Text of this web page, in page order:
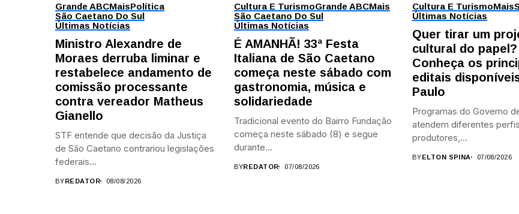
Grande ABCMaisPolítica
São Caetano Do Sul
Últimas Notícias
Ministro Alexandre de
Moraes derruba liminar e
restabelece andamento de
comissão processante
contra vereador Matheus
Gianello
STF entende que decisão da Justiça
de São Caetano contrariou legislações
federais...
BYREDATOR 08/08/2026
Cultura E TurismoGrande ABCMais
São Caetano Do Sul
Últimas Notícias
É AMANHÃ! 33ª Festa
Italiana de São Caetano
começa neste sábado com
gastronomia, música e
solidariedade
Tradicional evento do Bairro Fundação
começa neste sábado (8) e segue
durante...
BYREDATOR 07/08/2026
Cultura E TurismoMais
Últimas Notícias
Quer tirar um
cultural do papel?
Conheça os
editais
Paulo
Programas do Governo
atendem diferentes
produtores,...
BYELTON SPINA 07/08/2026